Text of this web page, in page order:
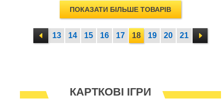
ПОКАЗАТИ БІЛЬШЕ ТОВАРІВ
13 14 15 16 17 18 19 20 21
КАРТКОВІ ІГРИ